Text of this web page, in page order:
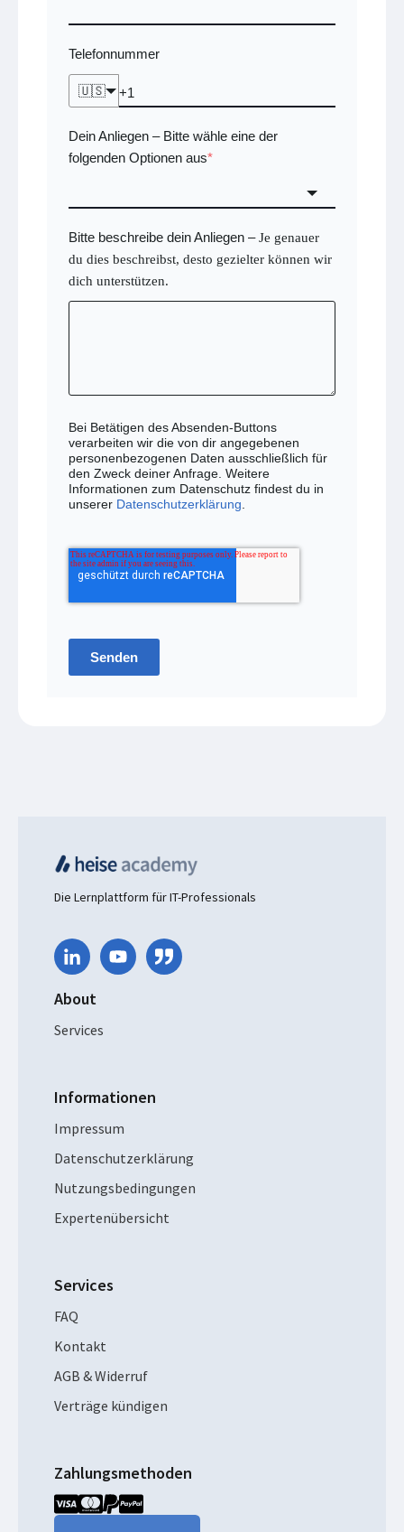
Telefonnummer
🇺🇸
Dein Anliegen –Bitte wähle eine der
folgenden Optionen aus*
Bitte beschreibe dein Anliegen – Je genauer
du dies beschreibst, desto gezielter können wir
dich unterstützen.
Bei Betätigen des Absenden-Buttons
verarbeiten wir die von dir angegebenen
personenbezogenen Daten ausschließlich für
den Zweck deiner Anfrage. Weitere
Informationen zum Datenschutz findest du in
unserer Datenschutzerklärung
Senden
Die Lernplattform für IT-Professionals
About
Services
Informationen
Impressum
Datenschutzerklärung
Nutzungsbedingungen
Expertenübersicht
Services
FAQ
Kontakt
AGB & Widerruf
Verträge kündigen
Zahlungsmethoden